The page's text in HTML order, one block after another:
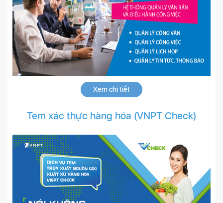
Xem chi tiết
Tem xác thực hàng hóa (VNPT Check)